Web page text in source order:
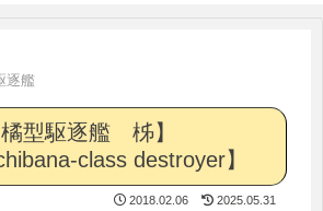
逐艦
橘型駆逐艦 柹】
class destroyer】
2018.02.06 2025.05.31